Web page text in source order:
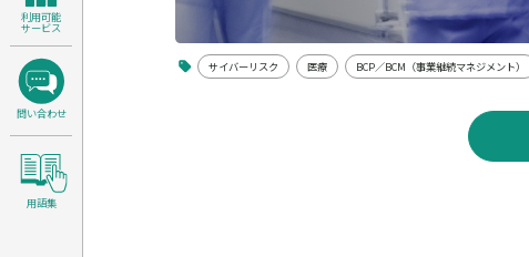
利用可能
サービス
問い合わせ
用語集
サイバーリスク 医療 BCP／BCM（事業継続マネジメント）